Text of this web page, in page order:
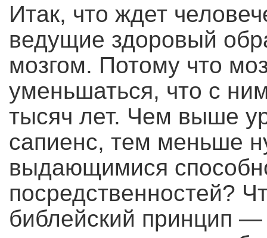
Итак, что ждет
ведущие здоровый
мозгом. Потому что
уменьшаться, что с
тысяч лет. Чем выше
сапиенс, тем меньше
выдающимися
посредственностей?
библейский принцип